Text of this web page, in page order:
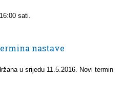
sati.
nastave
u srijedu 11.5.2016. Novi termin